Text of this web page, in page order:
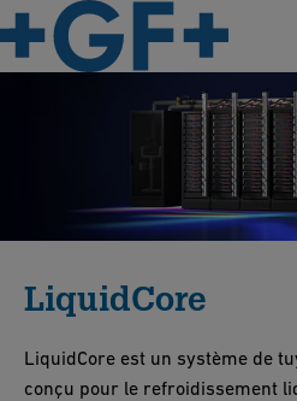
LiquidCore
LiquidCore est un système de
conçu pour le refroidissement